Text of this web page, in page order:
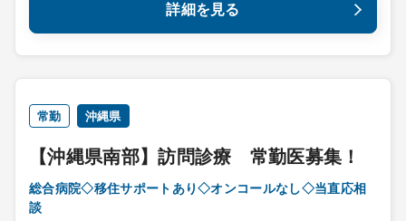
詳細を見る
常勤 沖縄県
【沖縄県南部】訪問診療 常勤医募集！
総合病院◇移住サポートあり◇オンコールなし◇当直応相
談